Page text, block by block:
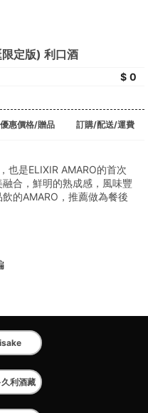
定版) 利口酒
0
優惠價格/贈品 訂購/配送/運費
也是ELIXIR AMARO的首次
合，鮮明的熟成感，風味豐
的AMARO，推薦做為餐後
利酒藏